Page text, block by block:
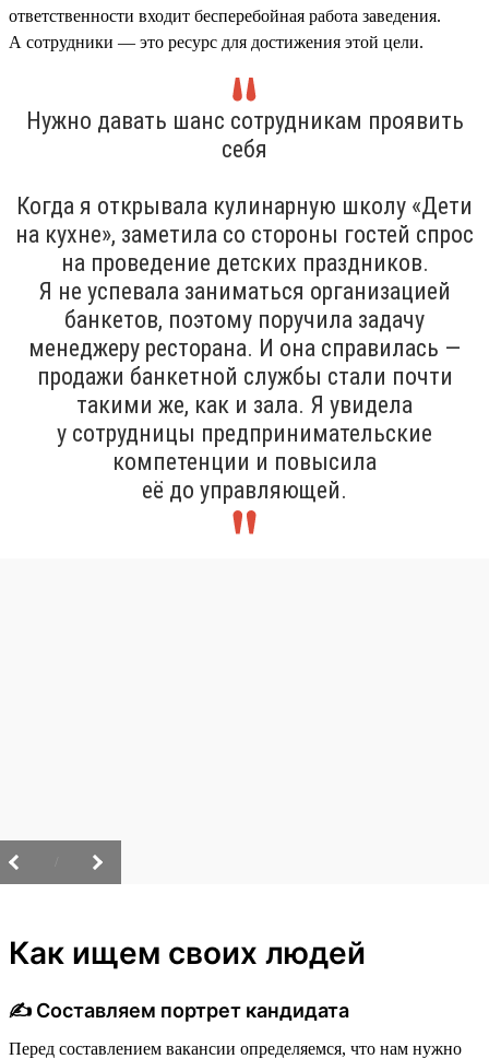
ответственности входит бесперебойная работа заведения.
А сотрудники — это ресурс для достижения этой цели.
Нужно давать шанс сотрудникам проявить
себя
Когда я открывала кулинарную школу «Дети
на кухне», заметила со стороны гостей спрос
на проведение детских праздников.
Я не успевала заниматься организацией
банкетов, поэтому поручила задачу
менеджеру ресторана. И она справилась —
продажи банкетной службы стали почти
такими же, как и зала. Я увидела
у сотрудницы предпринимательские
компетенции и повысила
её до управляющей.
Как ищем своих людей
✍️ Составляем портрет кандидата
Перед составлением вакансии определяемся, что нам нужно